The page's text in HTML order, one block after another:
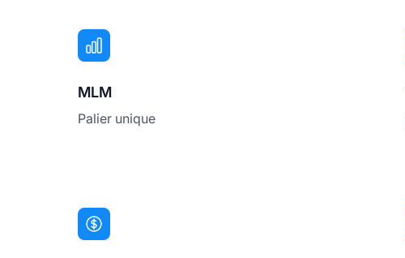
MLM
Palier unique